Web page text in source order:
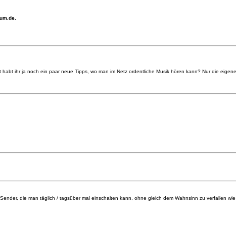
ihr ja noch ein paar neue Tipps, wo man im Netz ordentliche Musik hören kann? Nur die
die man täglich / tagsüber mal einschalten kann, ohne gleich dem Wahnsinn zu verfallen